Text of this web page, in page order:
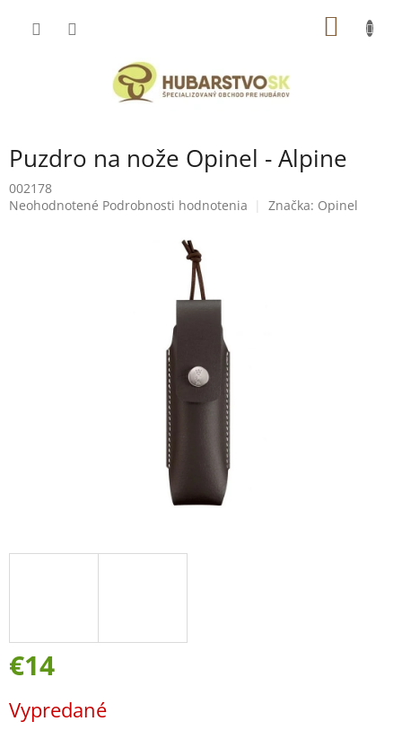
Puzdro na nože Opinel - Alpine
002178
Priemerné
Neohodnotené Podrobnosti hodnotenia Značka: Opinel
€14
cena:
Vypredané